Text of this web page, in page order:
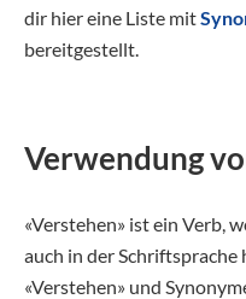
dir hier eine Liste mit
bereitgestellt.
Verwendung
«Verstehen» ist ein Verb,
auch in der
«Verstehen» und